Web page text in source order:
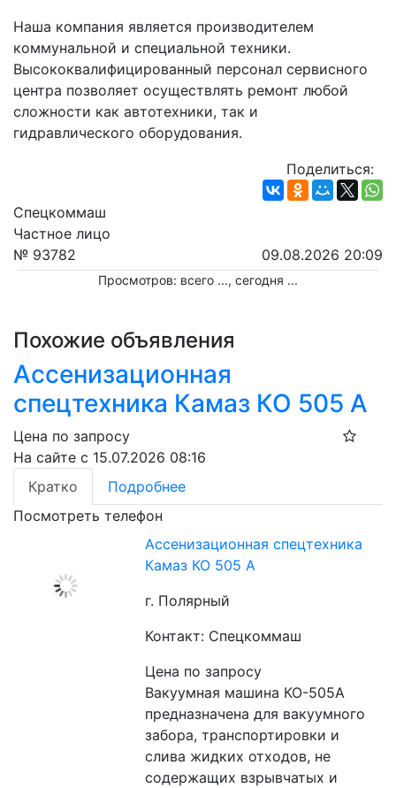
Наша компания является производителем
коммунальной и специальной техники.
Высококвалифицированный персонал сервисного
центра позволяет осуществлять ремонт любой
сложности как автотехники, так и
гидравлического оборудования.
Поделиться:
Спецкоммаш
Частное лицо
№ 93782
09.08.2026 20:09
Просмотров: всего ..., сегодня ...
Похожие объявления
Ассенизационная
спецтехника Камаз КО 505 А
Цена по запросу
На сайте с 15.07.2026 08:16
Кратко
Подробнее
Посмотреть телефон
Ассенизационная спецтехника
Камаз КО 505 А
г. Полярный
Контакт: Спецкоммаш
Цена по запросу
Вакуумная машина КО-505А
предназначена для вакуумного
забора, транспортировки и
слива жидких отходов, не
содержащих взрывчатых и